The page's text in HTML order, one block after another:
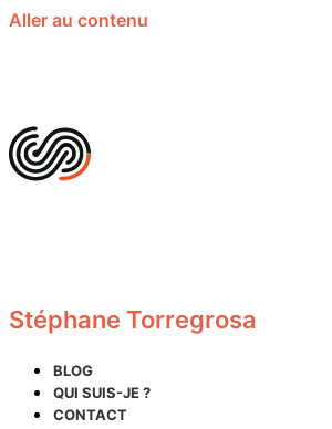
Aller au contenu
Stéphane Torregrosa
BLOG
QUI SUIS-JE ?
CONTACT